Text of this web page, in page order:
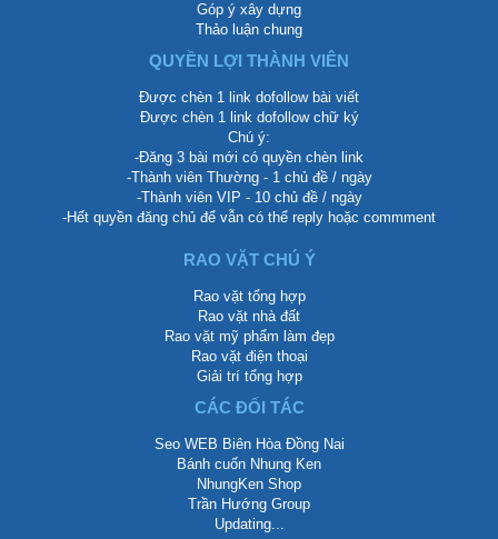
Góp ý xây dựng
Thảo luận chung
QUYỀN LỢI THÀNH VIÊN
Được chèn 1 link dofollow bài viết
Được chèn 1 link dofollow chữ ký
Chú ý:
-Đăng 3 bài mới có quyền chèn link
-Thành viên Thường - 1 chủ đề / ngày
-Thành viên VIP - 10 chủ đề / ngày
-Hết quyền đăng chủ để vẫn có thể reply hoặc commment
RAO VẶT CHÚ Ý
Rao vặt tổng hợp
Rao vặt nhà đất
Rao vặt mỹ phẩm làm đẹp
Rao vặt điện thoại
Giải trí tổng hợp
CÁC ĐỐI TÁC
Seo WEB Biên Hòa Đồng Nai
Bánh cuốn Nhung Ken
NhungKen Shop
Trần Hướng Group
Updating...